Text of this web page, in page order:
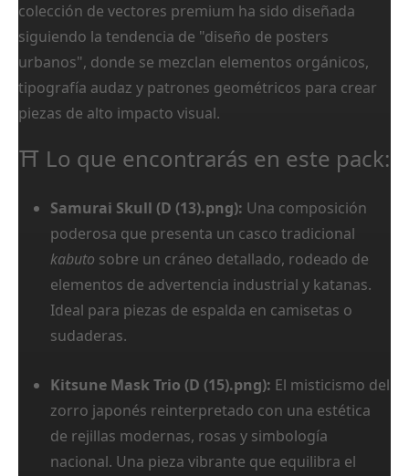
colección de vectores premium ha sido diseñada
siguiendo la tendencia de "diseño de posters
urbanos", donde se mezclan elementos orgánicos,
tipografía audaz y patrones geométricos para crear
piezas de alto impacto visual.
⛩️ Lo que encontrarás en este pack:
Samurai Skull (D (13).png): Una composición
poderosa que presenta un casco tradicional
kabuto sobre un cráneo detallado, rodeado de
elementos de advertencia industrial y katanas.
Ideal para piezas de espalda en camisetas o
sudaderas.
Kitsune Mask Trio (D (15).png): El misticismo del
zorro japonés reinterpretado con una estética
de rejillas modernas, rosas y simbología
nacional. Una pieza vibrante que equilibra el